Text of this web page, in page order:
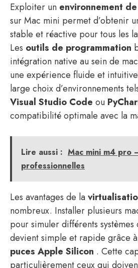
Exploiter un environnement
sur Mac mini permet d’obtenir
stable et réactive pour tous les
Les outils de programmation
intégration native au sein de
une expérience fluide et
large choix d’environnements
Visual Studio Code ou
compatibilité optimale avec la
Lire aussi : Mac mini m4 pro
professionnelles
Les avantages de la
nombreux. Installer plusieurs
pour simuler différents systèmes
devient simple et rapide grâce
puces Apple Silicon . Cette
particulièrement ceux qui